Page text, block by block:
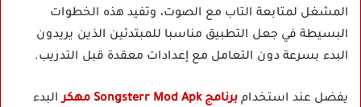
المشغل لمتابعة التاب مع الصوت، وتفيد هذه الخطوات
البسيطة في جعل التطبيق مناسبا للمبتدئين الذين يريدون
البدء بسرعة دون التعامل مع إعدادات معقدة قبل التدريب.
يفضل عند استخدام برنامج Songsterr Mod Apk مهكر
البدء